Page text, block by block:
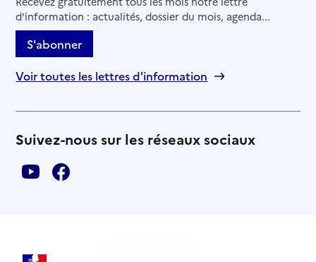
d'information : actualités, dossier du mois, agenda...
S'abonner
Voir toutes les lettres d'information
Suivez-nous sur les réseaux sociaux